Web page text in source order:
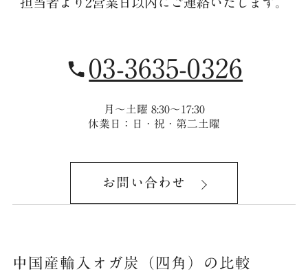
担当者より2営業日以内にご連絡いたします。
03-3635-0326
月〜土曜 8:30〜17:30
休業日：日・祝・第二土曜
お問い合わせ
中国産輸入オガ炭（四角）の比較